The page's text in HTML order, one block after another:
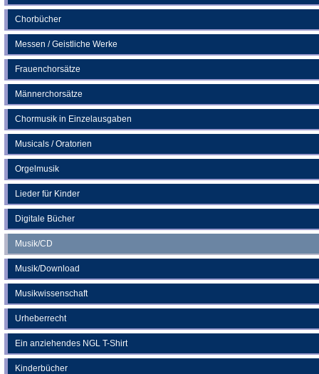
Chorbücher
Messen / Geistliche Werke
Frauenchorsätze
Männerchorsätze
Chormusik in Einzelausgaben
Musicals / Oratorien
Orgelmusik
Lieder für Kinder
Digitale Bücher
Musik/CD
Musik/Download
Musikwissenschaft
Urheberrecht
Ein anziehendes NGL T-Shirt
Kinderbücher